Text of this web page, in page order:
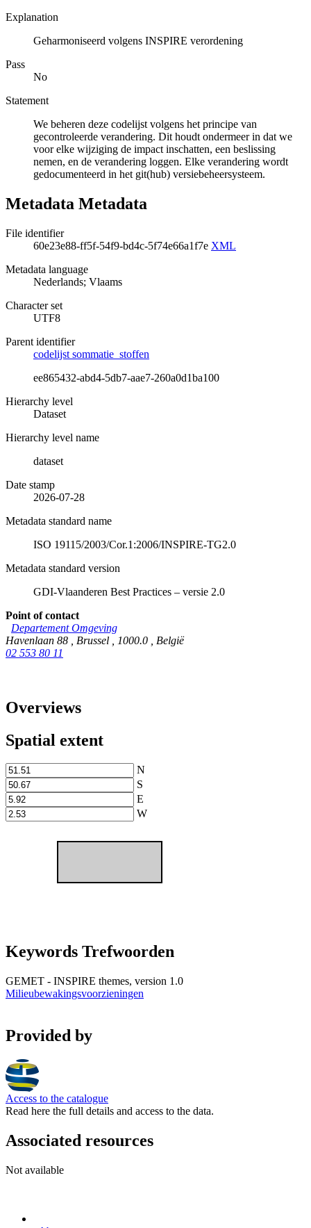
Explanation
Geharmoniseerd volgens INSPIRE verordening
Pass
No
Statement
We beheren deze codelijst volgens het principe van
gecontroleerde verandering. Dit houdt ondermeer in dat we
voor elke wijziging de impact inschatten, een beslissing
nemen, en de verandering loggen. Elke verandering wordt
gedocumenteerd in het git(hub) versiebeheersysteem.
Metadata Metadata
File identifier
60e23e88-ff5f-54f9-bd4c-5f74e66a1f7e XML
Metadata language
Nederlands; Vlaams
Character set
UTF8
Parent identifier
codelijst sommatie_stoffen
ee865432-abd4-5db7-aae7-260a0d1ba100
Hierarchy level
Dataset
Hierarchy level name
dataset
Date stamp
2026-07-28
Metadata standard name
ISO 19115/2003/Cor.1:2006/INSPIRE-TG2.0
Metadata standard version
GDI-Vlaanderen Best Practices – versie 2.0
Point of contact
Departement Omgeving
Havenlaan 88
Brussel 1000.0
België
02 553 80 11
Overviews
Spatial extent
N
S
E
W
Keywords Trefwoorden
GEMET - INSPIRE themes, version 1.0
Milieubewakingsvoorzieningen
Provided by
Access to the catalogue
Read here the full details and access to the data.
Associated resources
Not available